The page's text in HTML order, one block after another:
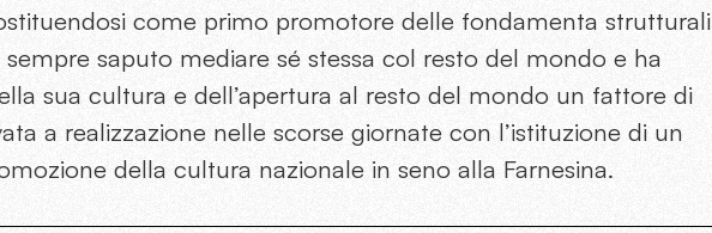
come primo promotore delle fondamenta strutturali
saputo mediare sé stessa col resto del mondo e ha
sua cultura e dell’apertura al resto del mondo un fattore di
a realizzazione nelle scorse giornate con l’istituzione di un
della cultura nazionale in seno alla Farnesina.